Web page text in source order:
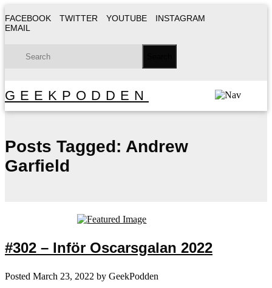
FACEBOOK TWITTER YOUTUBE
INSTAGRAM
EMAIL
GEEKPODDEN
Posts Tagged: Andrew
Garfield
#302 – Inför Oscarsgalan 2022
Posted March 23, 2022 by GeekPodden